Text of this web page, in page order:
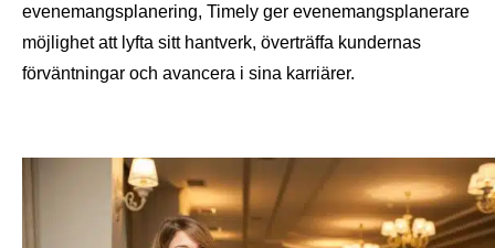
evenemangsplanering, Timely ger evenemangsplanerare
möjlighet att lyfta sitt hantverk, överträffa kundernas
förväntningar och avancera i sina karriärer.